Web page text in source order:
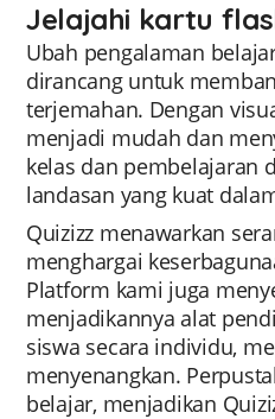
Jelajahi kartu
Ubah pengalaman
dirancang untuk
terjemahan. Dengan
menjadi mudah dan
kelas dan pembelajaran
landasan yang kuat
Quizizz menawarkan
menghargai
Platform kami juga
menjadikannya alat
siswa secara individu,
menyenangkan.
belajar, menjadikan